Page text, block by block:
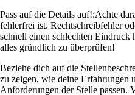
Pass auf die Details auf!:Achte
fehlerfrei ist. Rechtschreibfehler
schnell einen schlechten
alles gründlich zu überprüfen!
Beziehe dich auf die
zu zeigen, wie deine Erfahrungen
Anforderungen der Stelle passen.